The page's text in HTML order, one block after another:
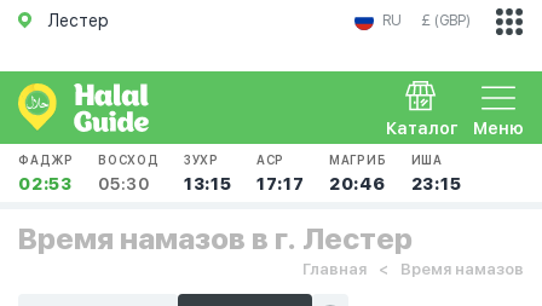
Лестер RU £ (GBP)
Меню
Каталог
ФАДЖР
02:53
ВОСХОД
05:30
ЗУХР
13:15
АСР
17:17
МАГРИБ
20:46
ИША
23:15
Время намазов в г. Лестер
Главная Время намазов